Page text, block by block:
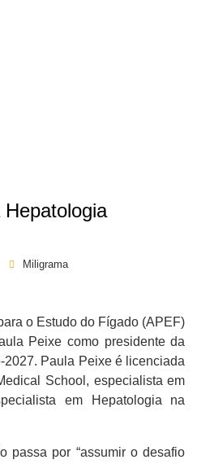
Miligrama
o Estudo do Fígado (APEF)
Peixe como presidente da
Paula Peixe é licenciada
School, especialista em
em Hepatologia na
passa por “assumir o desafio